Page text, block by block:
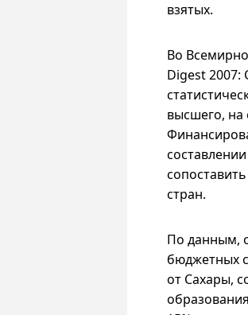
взятых.
Во
Digest 2007:
высшего, на
стран.
По данным,
бюджетных
от Сахары,